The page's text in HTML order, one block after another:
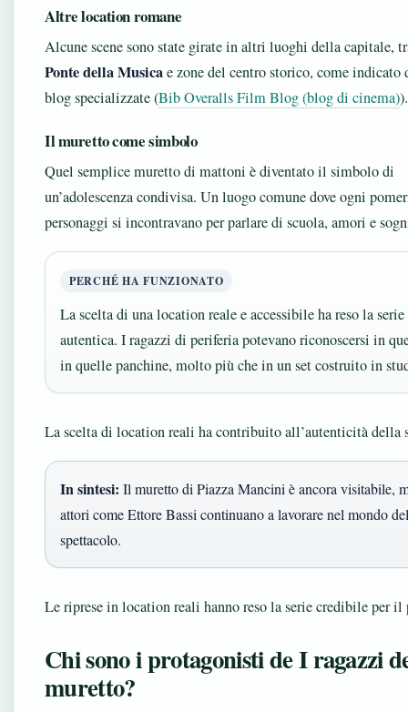
Altre location romane
Alcune scene sono state girate in altri luoghi della capitale,
Ponte della Musicae zone del centro storico, come indicato
blog specializzate (Bib Overalls Film Blog (blog di cinema)).
Il muretto come simbolo
Quel semplice muretto di mattoni è diventato il simbolo di
un’adolescenza condivisa. Un luogo comune dove ogni
personaggi si incontravano per parlare di scuola, amori e
PERCHÉ HA FUNZIONATO
La scelta di una location reale e accessibile ha reso la serie
autentica. I ragazzi di periferia potevano riconoscersi in
in quelle panchine, molto più che in un set costruito in
La scelta di location reali ha contribuito all’autenticità della
In sintesi: Il muretto di Piazza Mancini è ancora visitabile,
attori come Ettore Bassi continuano a lavorare nel mondo
spettacolo.
Le riprese in location reali hanno reso la serie credibile per
Chi sono i protagonisti de I ragazzi
muretto?